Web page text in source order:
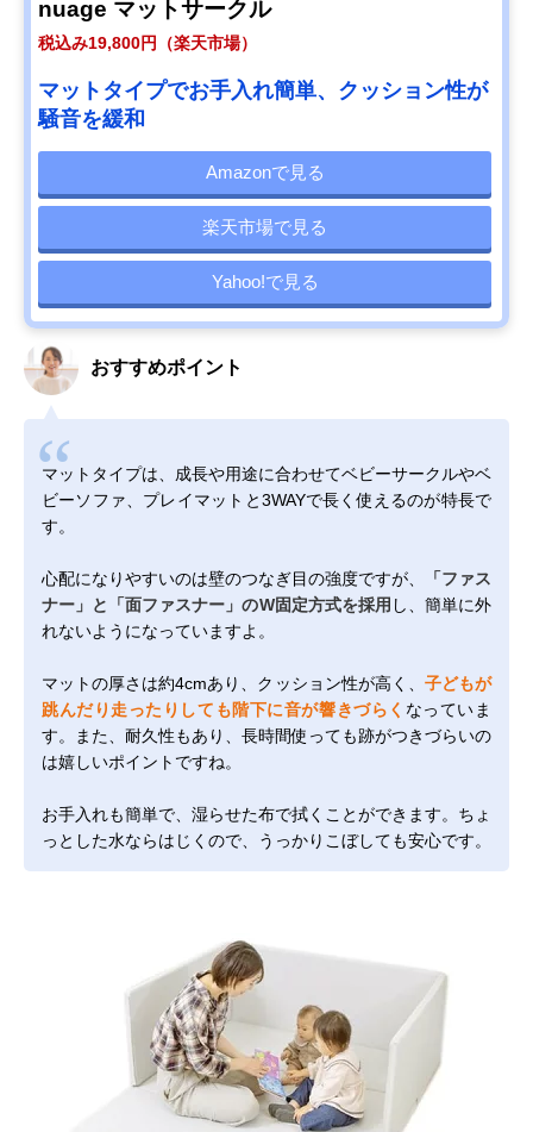
nuage マットサークル
税込み19,800円（楽天市場）
マットタイプでお手入れ簡単、クッション性が
騒音を緩和
Amazonで見る
楽天市場で見る
Yahoo!で見る
おすすめポイント
マットタイプは、成長や用途に合わせてベビーサークルやベ
ビーソファ、プレイマットと3WAYで長く使えるのが特長で
す。
心配になりやすいのは壁のつなぎ目の強度ですが、
「ファス
ナー」と「面ファスナー」のW固定方式を採用 し、簡単に外
れないようになっていますよ。
マットの厚さは約4cmあり、クッション性が高く、 子どもが
跳んだり走ったりしても階下に音が響きづらく なっていま
す。また、耐久性もあり、長時間使っても跡がつきづらいの
は嬉しいポイントですね。
お手入れも簡単で、湿らせた布で拭くことができます。ちょ
っとした水ならはじくので、うっかりこぼしても安心です。